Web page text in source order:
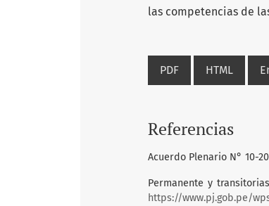
las competencias de
PDF HTML
Referencias
Acuerdo Plenario N° 10-
Permanente y
https://www.pj.gob.pe/